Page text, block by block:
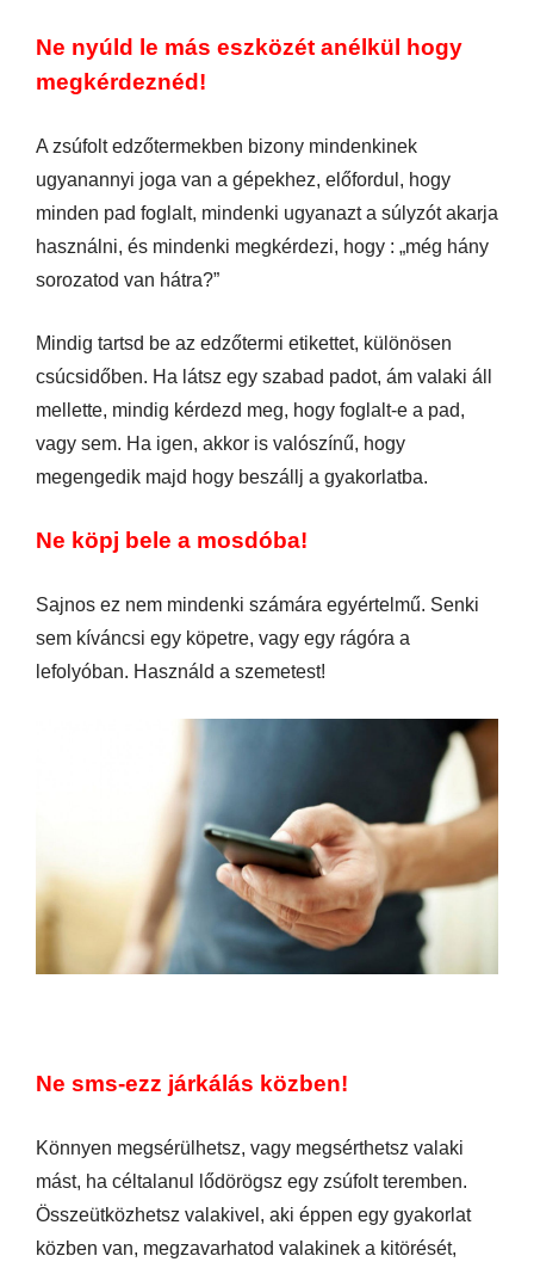
Ne nyúld le más eszközét anélkül hogy
megkérdeznéd!
A zsúfolt edzőtermekben bizony mindenkinek
ugyanannyi joga van a gépekhez, előfordul, hogy
minden pad foglalt, mindenki ugyanazt a súlyzót akarja
használni, és mindenki megkérdezi, hogy : „még hány
sorozatod van hátra?”
Mindig tartsd be az edzőtermi etikettet, különösen
csúcsidőben. Ha látsz egy szabad padot, ám valaki áll
mellette, mindig kérdezd meg, hogy foglalt-e a pad,
vagy sem. Ha igen, akkor is valószínű, hogy
megengedik majd hogy beszállj a gyakorlatba.
Ne köpj bele a mosdóba!
Sajnos ez nem mindenki számára egyértelmű. Senki
sem kíváncsi egy köpetre, vagy egy rágóra a
lefolyóban. Használd a szemetest!
Ne sms-ezz járkálás közben!
Könnyen megsérülhetsz, vagy megsérthetsz valaki
mást, ha céltalanul lődörögsz egy zsúfolt teremben.
Összeütközhetsz valakivel, aki éppen egy gyakorlat
közben van, megzavarhatod valakinek a kitörését,